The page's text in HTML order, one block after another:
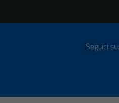
Seguici su: